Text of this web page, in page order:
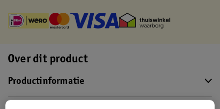
Over dit product
Productinformatie